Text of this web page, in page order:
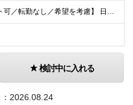
【フルリモート可／転勤なし／希望を考慮】 日本47都道府県、どこでも就業可能！ (東京支社、群馬本社、北海道支社、宮城支社、愛知支社、大阪支社、福岡支社、千葉支店、神奈川支店、茨城支店、新潟支店、長野
検討中に入れる
2026.08.24